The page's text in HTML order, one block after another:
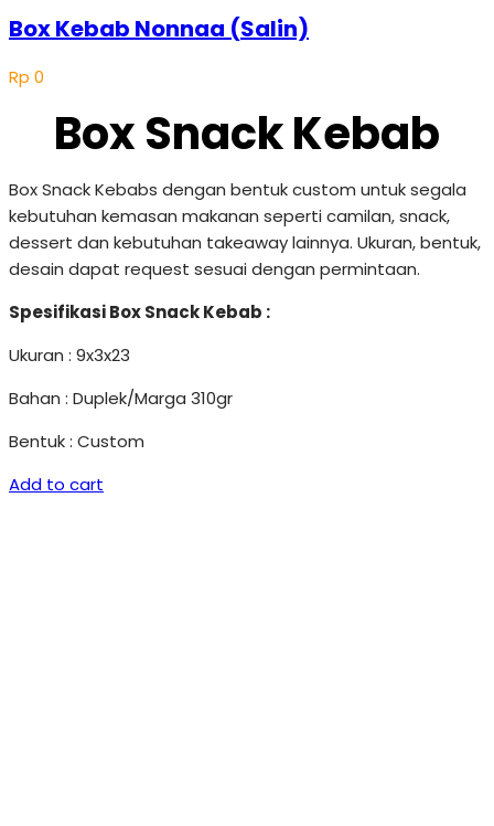
Box Kebab Nonnaa (Salin)
Rp 0
Box Snack Kebab
Box Snack Kebabs dengan bentuk custom untuk segala
kebutuhan kemasan makanan seperti camilan, snack,
dessert dan kebutuhan takeaway lainnya. Ukuran, bentuk,
desain dapat request sesuai dengan permintaan.
Spesifikasi Box Snack Kebab :
Ukuran : 9x3x23
Bahan : Duplek/Marga 310gr
Bentuk : Custom
Add to cart